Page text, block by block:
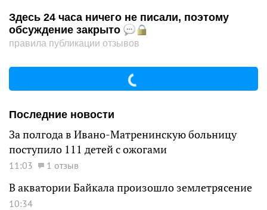
Здесь 24 часа ничего не писали, поэтому
обсуждение закрыто
правила публикации отзывов
Последние новости
За полгода в Ивано-Матренинскую больницу
поступило 111 детей с ожогами
11:03 1 отзыв
В акватории Байкала произошло землетрясение
10:34